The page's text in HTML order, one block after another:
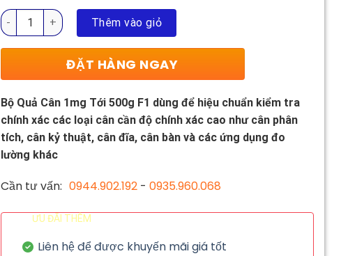
Bộ Quả Cân 1mg Tới 500g F1 số lượng
Thêm vào giỏ
ĐẶT HÀNG NGAY
Bộ Quả Cân 1mg Tới 500g F1 dùng để hiệu chuẩn kiểm tra
chính xác các loại cân cần độ chính xác cao như cân phân
tích, cân kỷ thuật, cân đĩa, cân bàn và các ứng dụng đo
lường khác
Cần tư vấn: 0944.902.192- 0935.960.068
ƯU ĐÃI THÊM
Liên hệ để được khuyến mãi giá tốt